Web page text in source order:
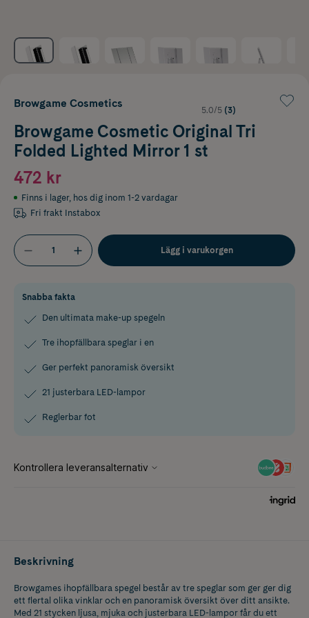
Browgame Cosmetics
5.0/5 (3)
Browgame Cosmetic Original Tri
Folded Lighted Mirror 1 st
472 kr
Finns i lager, hos dig inom 1-2 vardagar
Fri frakt Instabox
Lägg i varukorgen
Snabba fakta
Den ultimata make-up spegeln
Tre ihopfällbara speglar i en
Ger perfekt panoramisk översikt
21 justerbara LED-lampor
Reglerbar fot
Beskrivning
Browgames ihopfällbara spegel består av tre speglar som ger ger dig
ett flertal olika vinklar och en panoramisk översikt över ditt ansikte.
Med 21 stycken ljusa, mjuka och justerbara LED-lampor får du ett